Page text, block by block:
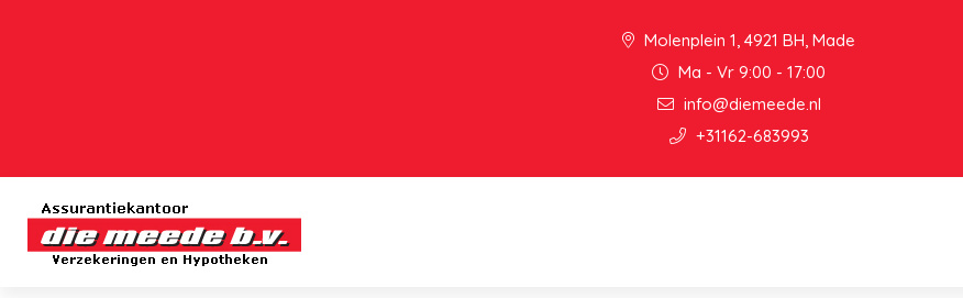
Molenplein 1, 4921 BH, Made
Ma - Vr 9:00 - 17:00
info@diemeede.nl
+31162-683993